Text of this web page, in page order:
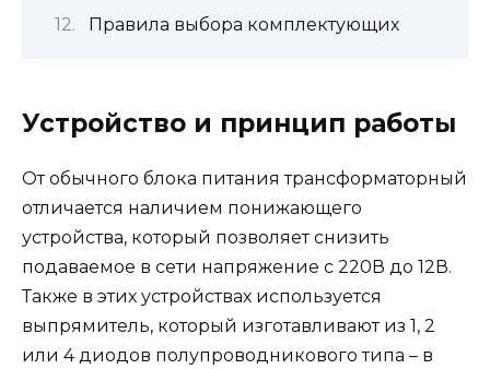
Правила выбора комплектующих
Устройство и принцип работы
От обычного блока питания трансформаторный
отличается наличием понижающего
устройства, который позволяет снизить
подаваемое в сети напряжение с 220В до 12В.
Также в этих устройствах используется
выпрямитель, который изготавливают из 1, 2
или 4 диодов полупроводникового типа – в